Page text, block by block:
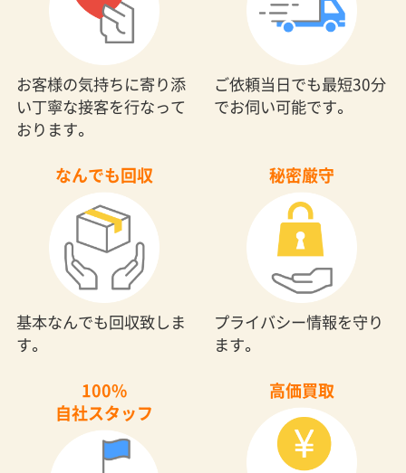
お客様の気持ちに寄り添
い丁寧な接客を行なって
おります。
ご依頼当日でも最短30分
でお伺い可能です。
なんでも回収
基本なんでも回収致しま
す。
秘密厳守
プライバシー情報を守り
ます。
100%
自社スタッフ
高価買取